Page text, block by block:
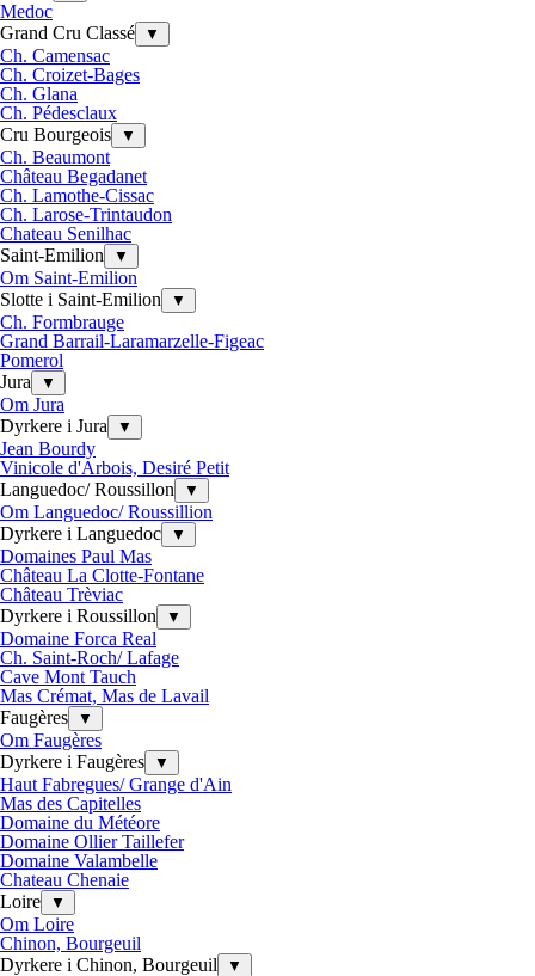
Medoc
Grand Cru Classé
▼
Ch. Camensac
Ch. Croizet-Bages
Ch. Glana
Ch. Pédesclaux
Cru Bourgeois
▼
Ch. Beaumont
Château Begadanet
Ch. Lamothe-Cissac
Ch. Larose-Trintaudon
Chateau Senilhac
Saint-Emilion
▼
Om Saint-Emilion
Slotte i Saint-Emilion
▼
Ch. Formbrauge
Grand Barrail-Laramarzelle-Figeac
Pomerol
Jura
▼
Om Jura
Dyrkere i Jura
▼
Jean Bourdy
Vinicole d'Arbois, Desiré Petit
Languedoc/ Roussillon
▼
Om Languedoc/ Roussillion
Dyrkere i Languedoc
▼
Domaines Paul Mas
Château La Clotte-Fontane
Château Trèviac
Dyrkere i Roussillon
▼
Domaine Forca Real
Ch. Saint-Roch/ Lafage
Cave Mont Tauch
Mas Crémat, Mas de Lavail
Faugères
▼
Om Faugères
Dyrkere i Faugères
▼
Haut Fabregues/ Grange d'Ain
Mas des Capitelles
Domaine du Météore
Domaine Ollier Taillefer
Domaine Valambelle
Chateau Chenaie
Loire
▼
Om Loire
Chinon, Bourgeuil
Dyrkere i Chinon, Bourgeuil
▼